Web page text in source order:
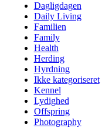
Dagligdagen
Daily Living
Familien
Family
Health
Herding
Hyrdning
Ikke kategoriseret
Kennel
Lydighed
Offspring
Photography